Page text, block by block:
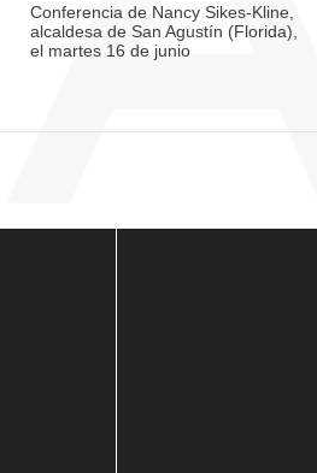
Conferencia de Nancy Sikes-Kline,
alcaldesa de San Agustín (Florida),
el martes 16 de junio